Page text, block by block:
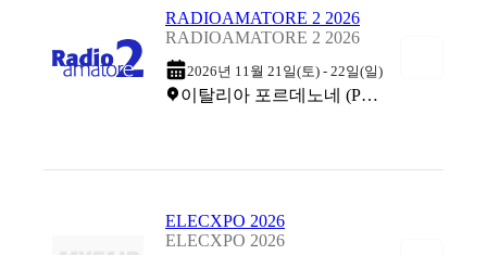
RADIOAMATORE 2 2026
RADIOAMATORE 2 2026
2026년 11월 21일(토) - 22일(일)
이탈리아 포르데노네 (Pordenone Fiere)
ELECXPO 2026
ELECXPO 2026